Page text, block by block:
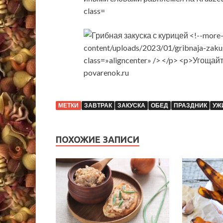
povarenok.ru
МЕТКИ ЗАВТРАК ЗАКУСКА ОБЕД ПРАЗДНИК
ПОХОЖИЕ ЗАПИСИ